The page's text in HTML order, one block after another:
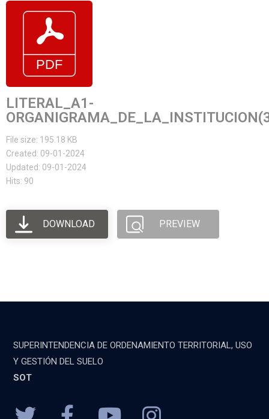
LITERAL_A1-
File size: 195.18 KB
Created: 09-01-2024
Updated: 09-01-2024
Hits: 90
DOWNLOAD PREVIEW
SUPERINTENDENCIA DE ORDENAMIENTO TERRITORIAL, USO
Y GESTIÓN DEL SUELO
SOT